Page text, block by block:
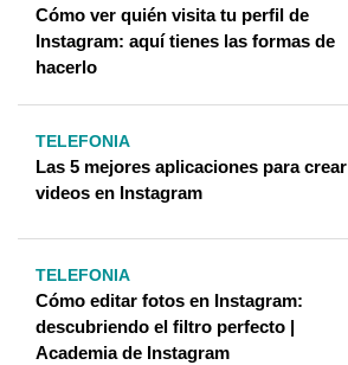
Cómo ver quién visita tu perfil de
Instagram: aquí tienes las formas de
hacerlo
TELEFONIA
Las 5 mejores aplicaciones para crear
videos en Instagram
TELEFONIA
Cómo editar fotos en Instagram:
descubriendo el filtro perfecto |
Academia de Instagram